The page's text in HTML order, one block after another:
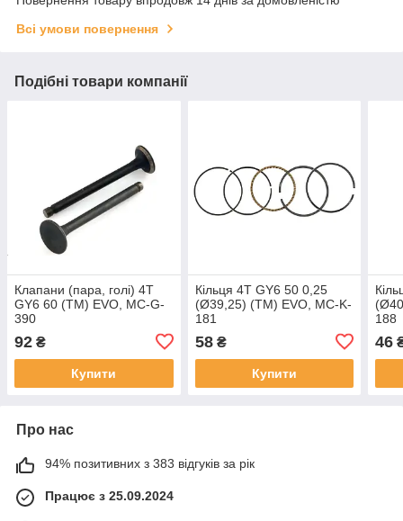
Всі умови повернення
Подібні товари компанії
Клапани (пара, голі) 4T
GY6 60 (TM) EVO, MC-G-
390
92 ₴
Купити
Кільця 4T GY6 50 0,25
(Ø39,25) (TM) EVO, MC-K-
181
58₴
Купити
188
46
Про нас
94% позитивних з 383 відгуків за рік
Працює з 25.09.2024